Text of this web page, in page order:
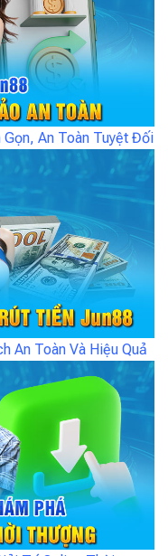
An Toàn Tuyệt Đối
An Toàn Và Hiệu Quả